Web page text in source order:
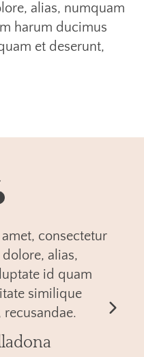
alias, numquam
harum ducimus
et deserunt,
consectetur
alias,
id quam
similique